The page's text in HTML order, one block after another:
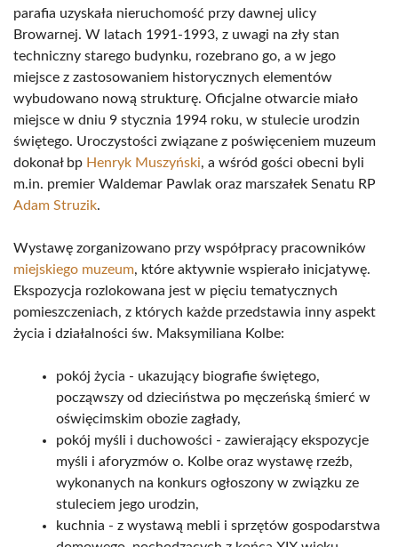
parafia uzyskała nieruchomość przy dawnej ulicy
Browarnej. W latach 1991-1993, z uwagi na zły stan
techniczny starego budynku, rozebrano go, a w jego
miejsce z zastosowaniem historycznych elementów
wybudowano nową strukturę. Oficjalne otwarcie miało
miejsce w dniu 9 stycznia 1994 roku, w stulecie urodzin
świętego. Uroczystości związane z poświęceniem muzeum
dokonał bp Henryk Muszyński, a wśród gości obecni byli
m.in. premier Waldemar Pawlak oraz marszałek Senatu RP
Adam Struzik.
Wystawę zorganizowano przy współpracy pracowników
miejskiego muzeum, które aktywnie wspierało inicjatywę.
Ekspozycja rozlokowana jest w pięciu tematycznych
pomieszczeniach, z których każde przedstawia inny aspekt
życia i działalności św. Maksymiliana Kolbe:
pokój życia - ukazujący biografie świętego,
począwszy od dzieciństwa po męczeńską śmierć w
oświęcimskim obozie zagłady,
pokój myśli i duchowości - zawierający ekspozycje
myśli i aforyzmów o. Kolbe oraz wystawę rzeźb,
wykonanych na konkurs ogłoszony w związku ze
stuleciem jego urodzin,
kuchnia - z wystawą mebli i sprzętów gospodarstwa